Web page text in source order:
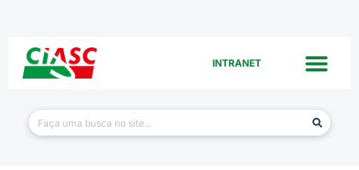
INTRANET